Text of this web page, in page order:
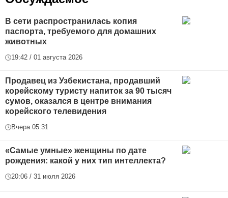
В сети распространилась копия
паспорта, требуемого для домашних
животных
19:42 / 01 августа 2026
Продавец из Узбекистана, продавший
корейскому туристу напиток за 90 тысяч
сумов, оказался в центре внимания
корейского телевидения
Вчера 05:31
«Самые умные» женщины по дате
рождения: какой у них тип интеллекта?
20:06 / 31 июля 2026